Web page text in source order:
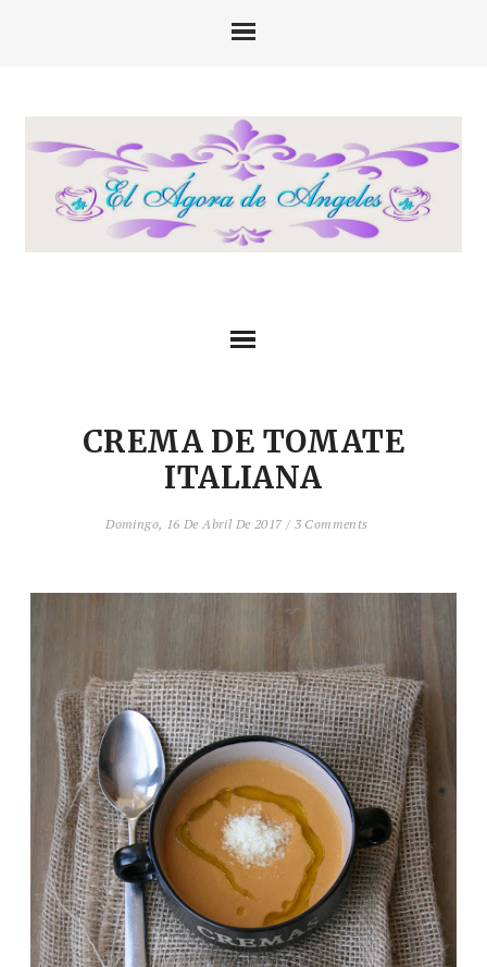
CREMA DE TOMATE
ITALIANA
Domingo, 16 De Abril De 2017 / 3 Comments